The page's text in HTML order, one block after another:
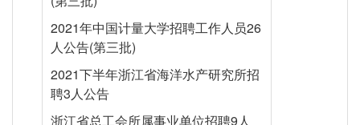
2021年中国计量大学招聘工作人员26
人公告(第三批)
2021下半年浙江省海洋水产研究所招
聘3人公告
浙江省总工会所属事业单位招聘9人